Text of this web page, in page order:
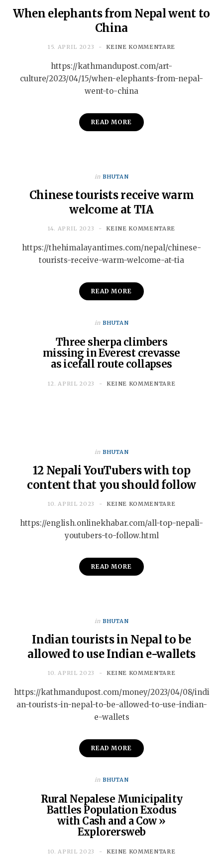
When elephants from Nepal went to
China
15. APRIL 2023 KEINE KOMMENTARE
https://kathmandupost.com/art-
culture/2023/04/15/when-elephants-from-nepal-
went-to-china
READ MORE
in BHUTAN
Chinese tourists receive warm
welcome at TIA
14. APRIL 2023 KEINE KOMMENTARE
https://thehimalayantimes.com/nepal/chinese-
tourists-receive-warm-welcome-at-tia
READ MORE
in BHUTAN
Three sherpa climbers
missing in Everest crevasse
as icefall route collapses
12. APRIL 2023 KEINE KOMMENTARE
in BHUTAN
12 Nepali YouTubers with top
content that you should follow
10. APRIL 2023 KEINE KOMMENTARE
https://english.onlinekhabar.com/all-top-nepali-
youtubers-to-follow.html
READ MORE
in BHUTAN
Indian tourists in Nepal to be
allowed to use Indian e-wallets
10. APRIL 2023 KEINE KOMMENTARE
https://kathmandupost.com/money/2023/04/08/indi
an-tourists-in-nepal-to-be-allowed-to-use-indian-
e-wallets
READ MORE
in BHUTAN
Rural Nepalese Municipality
Battles Population Exodus
with Cash and a Cow »
Explorersweb
10. APRIL 2023 KEINE KOMMENTARE